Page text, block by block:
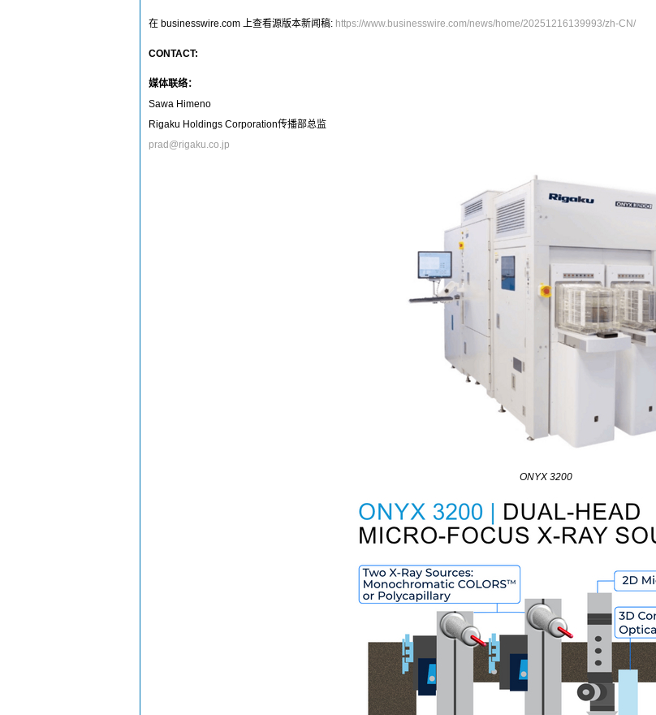
在 businesswire.com 上查看源版本新闻稿: https://www.businesswire.com/news/home/20251216139993/zh-CN/
CONTACT:
媒体联络：
Sawa Himeno
Rigaku Holdings Corporation传播部总监
prad@rigaku.co.jp
ONYX 3200